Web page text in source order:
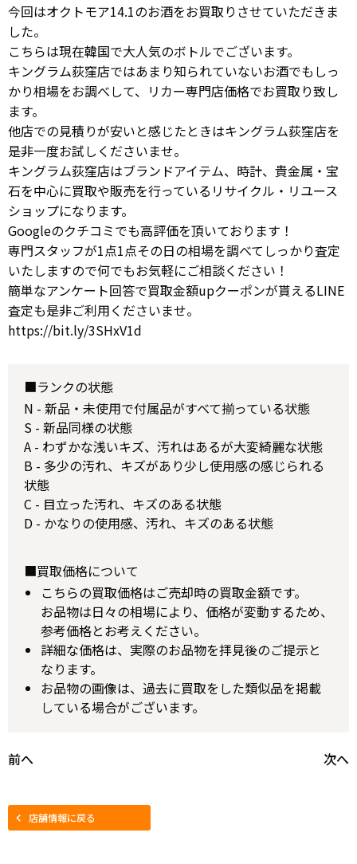
今回はオクトモア14.1のお酒をお買取りさせていただきま
した。
こちらは現在韓国で大人気のボトルでございます。
キングラム荻窪店ではあまり知られていないお酒でもしっ
かり相場をお調べして、リカー専門店価格でお買取り致し
ます。
他店での見積りが安いと感じたときはキングラム荻窪店を
是非一度お試しくださいませ。
キングラム荻窪店はブランドアイテム、時計、貴金属・宝
石を中心に買取や販売を行っているリサイクル・リユース
ショップになります。
Googleのクチコミでも高評価を頂いております！
専門スタッフが1点1点その日の相場を調べてしっかり査定
いたしますので何でもお気軽にご相談ください！
簡単なアンケート回答で買取金額upクーポンが貰えるLINE
査定も是非ご利用くださいませ。
https://bit.ly/3SHxV1d
■ランクの状態
N - 新品・未使用で付属品がすべて揃っている状態
S - 新品同様の状態
A - わずかな浅いキズ、汚れはあるが大変綺麗な状態
B - 多少の汚れ、キズがあり少し使用感の感じられる
状態
C - 目立った汚れ、キズのある状態
D - かなりの使用感、汚れ、キズのある状態
■買取価格について
こちらの買取価格はご売却時の買取金額です。
お品物は日々の相場により、価格が変動するため、
参考価格とお考えください。
詳細な価格は、実際のお品物を拝見後のご提示と
なります。
お品物の画像は、過去に買取をした類似品を掲載
している場合がございます。
前へ 次へ
店舗情報に戻る